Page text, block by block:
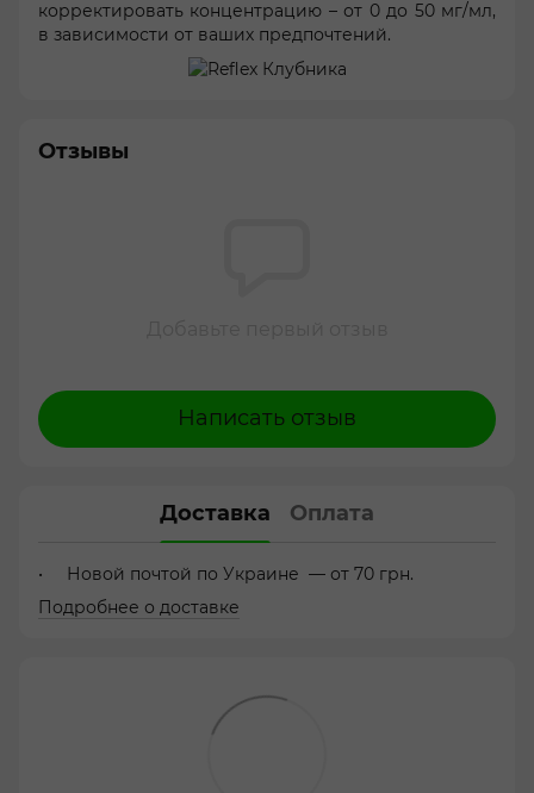
корректировать концентрацию – от 0 до 50 мг/мл,
в зависимости от ваших предпочтений.
Отзывы
Написать отзыв
Доставка Оплата
Новой почтой по Украине — от 70 грн.
Подробнее о доставке